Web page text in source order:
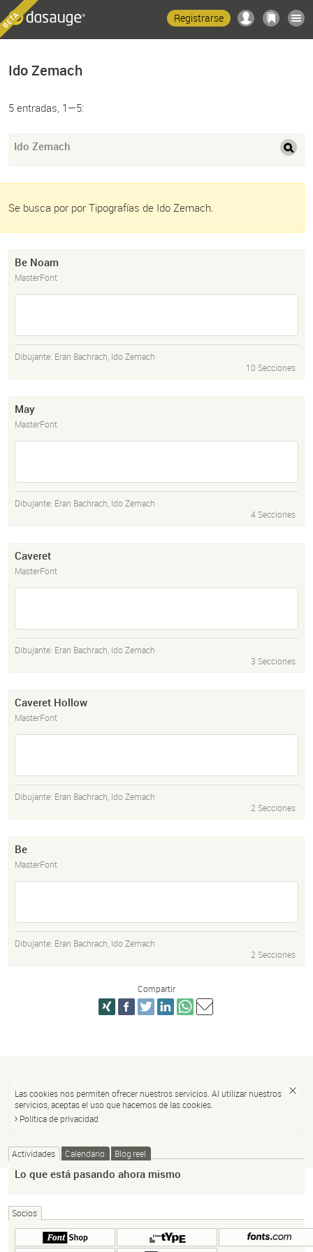
Registrarse
Ido Zemach
5 entradas, 1—5:
Ido Zemach
Se busca por por Tipografías de Ido Zemach.
Be Noam
MasterFont
Dibujante: Eran Bachrach, Ido Zemach
10 Secciones
May
MasterFont
Dibujante: Eran Bachrach, Ido Zemach
4 Secciones
Caveret
MasterFont
Dibujante: Eran Bachrach, Ido Zemach
3 Secciones
Caveret Hollow
MasterFont
Dibujante: Eran Bachrach, Ido Zemach
2 Secciones
Be
MasterFont
Dibujante: Eran Bachrach, Ido Zemach
2 Secciones
Compartir
Las cookies nos permiten ofrecer nuestros servicios. Al utilizar nuestros
servicios, aceptas el uso que hacemos de las cookies.
Política de privacidad
Actividades Calendario Blog reel
Lo que está pasando ahora mismo
Socios